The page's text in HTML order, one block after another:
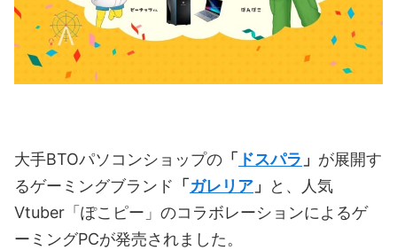
大手BTOパソコンショップの 「 ドスパラ 」 が展開す
るゲーミングブランド 「 ガレリア 」
と、人気
Vtuber「ぽこピー」のコラボレーションによるゲ
ーミングPCが発売されました。